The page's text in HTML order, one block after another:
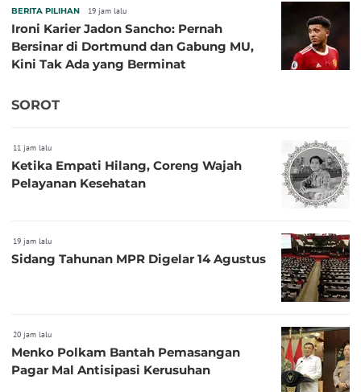
BERITA PILIHAN 19 jam lalu
Ironi Karier Jadon Sancho: Pernah
Bersinar di Dortmund dan Gabung MU,
Kini Tak Ada yang Berminat
SOROT
11 jam lalu
Ketika Empati Hilang, Coreng Wajah
Pelayanan Kesehatan
19 jam lalu
Sidang Tahunan MPR Digelar 14 Agustus
20 jam lalu
Menko Polkam Bantah Pemasangan
Pagar Mal Antisipasi Kerusuhan